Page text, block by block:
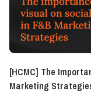
[HCMC] The
Marketing